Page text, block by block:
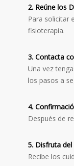
2. Reúne los
Para solicitar
fisioterapia.
3. Contacta
Una vez
los pasos a
4.
Después de
5. Disfruta
Recibe los